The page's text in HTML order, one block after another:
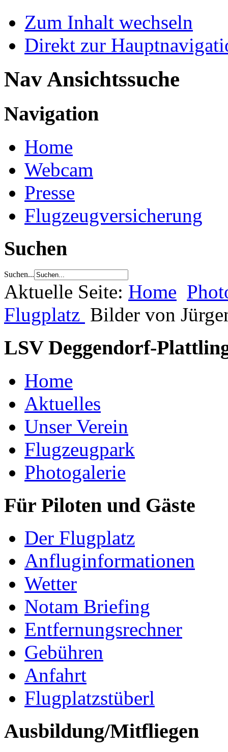
Zum Inhalt wechseln
Direkt zur
Nav Ansichtssuche
Navigation
Home
Webcam
Presse
Flugzeugversicherung
Suchen
Suchen...
Aktuelle Seite: Home
Flugplatz Bilder von
LSV Deggendorf-
Home
Aktuelles
Unser Verein
Flugzeugpark
Photogalerie
Für Piloten und Gäste
Der Flugplatz
Anfluginformationen
Wetter
Notam Briefing
Entfernungsrechner
Gebühren
Anfahrt
Flugplatzstüberl
Ausbildung/Mitfliegen